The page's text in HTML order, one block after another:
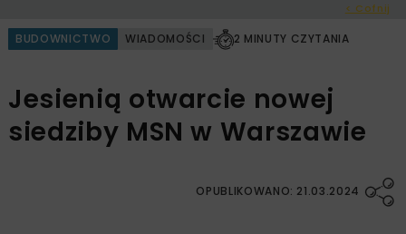
< Cofnij
BUDOWNICTWO WIADOMOŚCI 2 MINUTY CZYTANIA
Jesienią otwarcie nowej
siedziby MSN w Warszawie
OPUBLIKOWANO: 21.03.2024